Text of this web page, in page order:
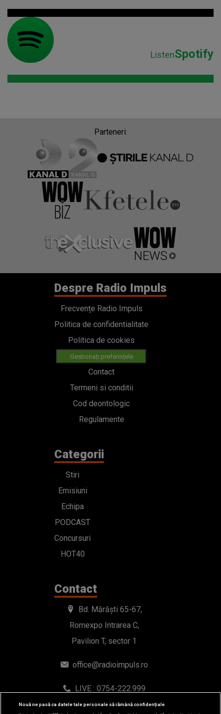
ListenSpotify
Parteneri:
Despre Radio Impuls
Frecvențe Radio Impuls
Politica de confidentialitate
Politica de cookies
Gestionați preferințele
Contact
Termeni si conditii
Cod deontologic
Regulamente
Categorii
Stiri
Emisiuni
Echipa
PODCAST
Concursuri
HOT40
Contact
Bd. Mărăști 65-67,
Romexpo Intrarea C,
Pavilion T, sector 1
office@radioimpuls.ro
LIVE : 0754-222.999
WhatsApp: 0754-222.999
Nouă ne pasă ca datele tale personale să rămână confidențiale